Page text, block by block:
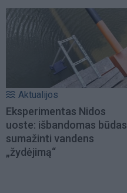
Aktualijos
Eksperimentas Nidos
uoste: išbandomas būdas
sumažinti vandens
„žydėjimą“